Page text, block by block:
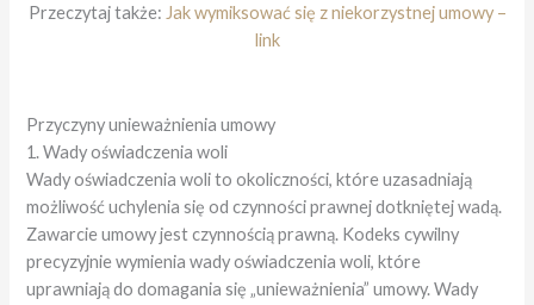
Przeczytaj także: Jak wymiksować się z niekorzystnej umowy –
link
Przyczyny unieważnienia umowy
1. Wady oświadczenia woli
Wady oświadczenia woli to okoliczności, które uzasadniają
możliwość uchylenia się od czynności prawnej dotkniętej wadą.
Zawarcie umowy jest czynnością prawną. Kodeks cywilny
precyzyjnie wymienia wady oświadczenia woli, które
uprawniają do domagania się „unieważnienia” umowy. Wady